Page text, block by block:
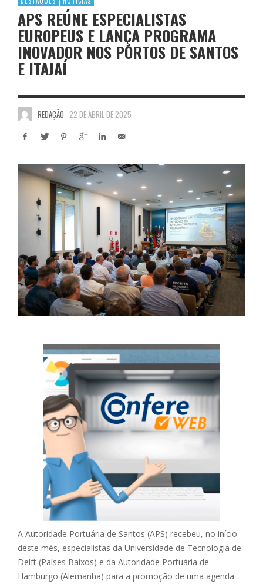
APS REÚNE ESPECIALISTAS
EUROPEUS E LANÇA PROGRAMA
INOVADOR NOS PORTOS DE SANTOS
E ITAJAÍ
REDAÇÃO 22 DE ABRIL DE 2025
A Autoridade Portuária de Santos (APS) recebeu, no início
deste mês, especialistas da Universidade de Tecnologia de
Delft (Países Baixos) e da Autoridade Portuária de
Hamburgo (Alemanha) para a promoção de uma agenda